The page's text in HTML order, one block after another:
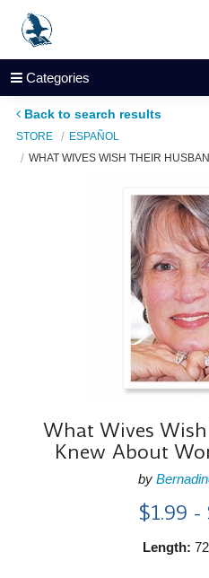
Categories
Back to search results
STORE
ESPAÑOL
WHAT WIVES WISH THEIR
What Wives
Knew About
by
$1.99 -
Length: